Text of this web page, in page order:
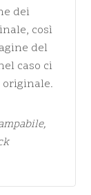
dei
così
del
caso ci